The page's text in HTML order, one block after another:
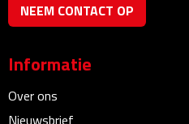
Ondergoed
Sokken
Caps, Hoeden & Mutsen
NEEM CONTACT OP
Informatie
Over ons